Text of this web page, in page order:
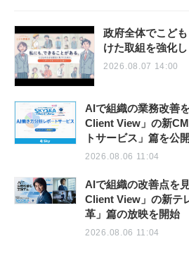
政府全体でこど
けた取組を強化
2026.08.07 14:00
AIで組織の業務改善
Client View」の新
トサービス」篇を公開
2026.08.06 11:04
AIで組織の改善点を
Client View」の新テ
革」篇の放映を開始
2026.08.06 11:04